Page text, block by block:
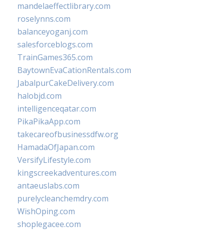
mandelaeffectlibrary.com
roselynns.com
balanceyoganj.com
salesforceblogs.com
TrainGames365.com
BaytownEvaCationRentals.com
JabalpurCakeDelivery.com
halobjd.com
intelligenceqatar.com
PikaPikaApp.com
takecareofbusinessdfw.org
HamadaOfJapan.com
VersifyLifestyle.com
kingscreekadventures.com
antaeuslabs.com
purelycleanchemdry.com
WishOping.com
shoplegacee.com